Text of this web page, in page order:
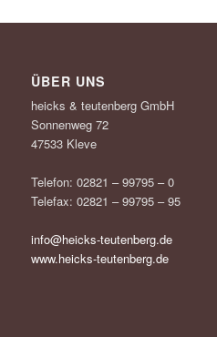
ÜBER UNS
heicks & teutenberg GmbH
Sonnenweg 72
47533 Kleve
Telefon: 02821 – 99795 – 0
Telefax: 02821 – 99795 – 95
info@heicks-teutenberg.de
www.heicks-teutenberg.de